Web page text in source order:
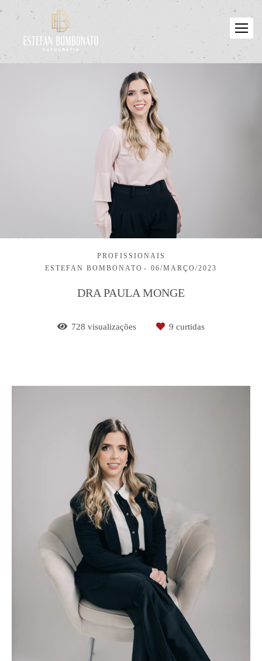
PROFISSIONAIS
ESTEFAN BOMBONATO
06/MARÇO/2023
DRA PAULA MONGE
728 visualizações 9 curtidas